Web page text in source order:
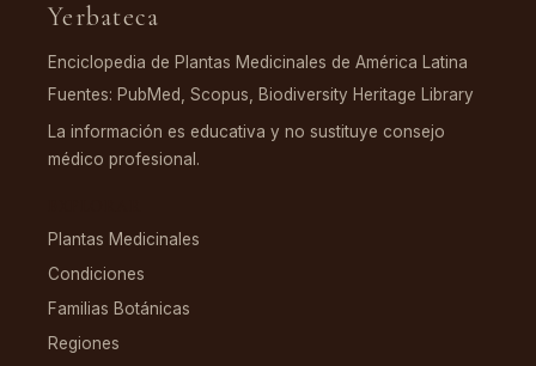
Yerbateca
Enciclopedia de Plantas Medicinales de América Latina
Fuentes: PubMed, Scopus, Biodiversity Heritage Library
La información es educativa y no sustituye consejo
médico profesional.
Plantas Medicinales
Condiciones
Familias Botánicas
Regiones